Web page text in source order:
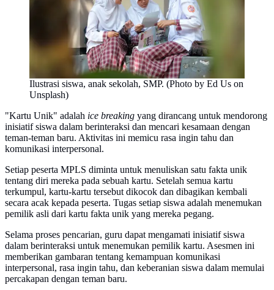
Ilustrasi siswa, anak sekolah, SMP. (Photo by Ed Us on
Unsplash)
"Kartu Unik" adalah ice breaking yang dirancang untuk mendorong
inisiatif siswa dalam berinteraksi dan mencari kesamaan dengan
teman-teman baru. Aktivitas ini memicu rasa ingin tahu dan
komunikasi interpersonal.
Setiap peserta MPLS diminta untuk menuliskan satu fakta unik
tentang diri mereka pada sebuah kartu. Setelah semua kartu
terkumpul, kartu-kartu tersebut dikocok dan dibagikan kembali
secara acak kepada peserta. Tugas setiap siswa adalah menemukan
pemilik asli dari kartu fakta unik yang mereka pegang.
Selama proses pencarian, guru dapat mengamati inisiatif siswa
dalam berinteraksi untuk menemukan pemilik kartu. Asesmen ini
memberikan gambaran tentang kemampuan komunikasi
interpersonal, rasa ingin tahu, dan keberanian siswa dalam memulai
percakapan dengan teman baru.